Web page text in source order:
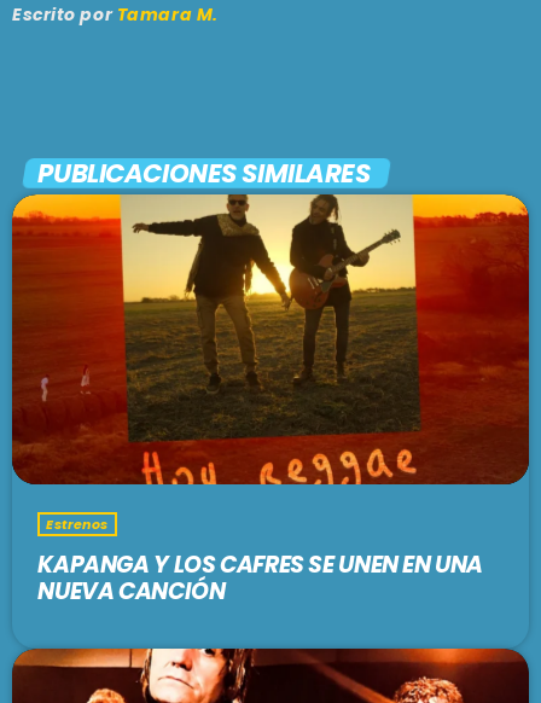
Escrito por Tamara M.
PUBLICACIONES SIMILARES
Estrenos
KAPANGA Y LOS CAFRES SE UNEN EN UNA
NUEVA CANCIÓN